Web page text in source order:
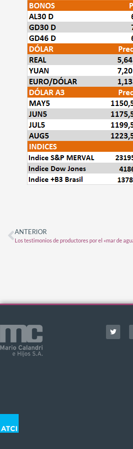
ANTERIOR
Los testimonios de productores por el «mar de